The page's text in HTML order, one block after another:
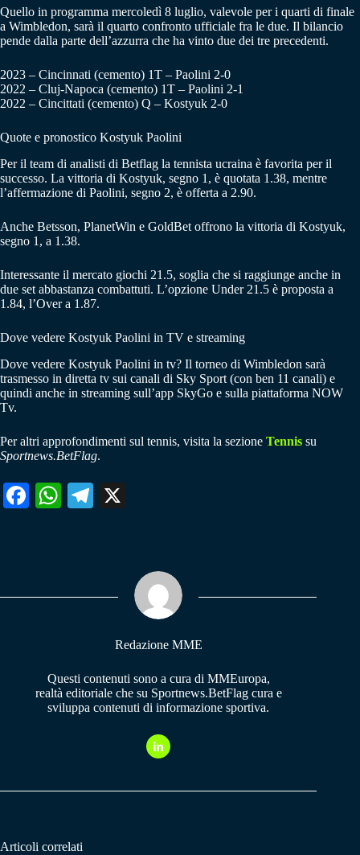
Quello in programma mercoledì 8 luglio, valevole per i quarti di finale
a Wimbledon, sarà il quarto confronto ufficiale fra le due. Il bilancio
pende dalla parte dell’azzurra che ha vinto due dei tre precedenti.
2023 – Cincinnati (cemento) 1T – Paolini 2-0
2022 – Cluj-Napoca (cemento) 1T – Paolini 2-1
2022 – Cincittati (cemento) Q – Kostyuk 2-0
Quote e pronostico Kostyuk Paolini
Per il team di analisti di Betflag la tennista ucraina è favorita per il
successo. La vittoria di Kostyuk, segno 1, è quotata 1.38, mentre
l’affermazione di Paolini, segno 2, è offerta a 2.90.
Anche Betsson, PlanetWin e GoldBet offrono la vittoria di Kostyuk,
segno 1, a 1.38.
Interessante il mercato giochi 21.5, soglia che si raggiunge anche in
due set abbastanza combattuti. L’opzione Under 21.5 è proposta a
1.84, l’Over a 1.87.
Dove vedere Kostyuk Paolini in TV e streaming
Dove vedere Kostyuk Paolini in tv? Il torneo di Wimbledon sarà
trasmesso in diretta tv sui canali di Sky Sport (con ben 11 canali) e
quindi anche in streaming sull’app SkyGo e sulla piattaforma NOW
Tv.
Per altri approfondimenti sul tennis, visita la sezione Tennis su
Sportnews.BetFlag.
Fa W
pp
Te
m
Redazione MME
Questi contenuti sono a cura di MMEuropa,
realtà editoriale che su Sportnews.BetFlag cura e
sviluppa contenuti di informazione sportiva.
Articoli correlati